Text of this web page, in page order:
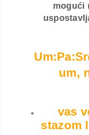
mogući
um,
vas
stazom